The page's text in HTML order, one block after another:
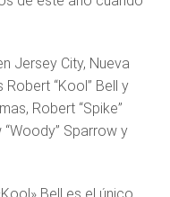
Jersey City, Nueva
“Kool” Bell y
Robert “Spike”
Sparrow y